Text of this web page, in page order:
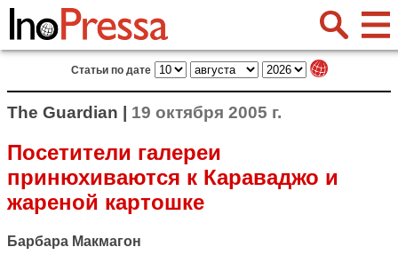
Статьи по дате
The Guardian | 19 октября 2005 г.
Посетители галереи
принюхиваются к Караваджо и
жареной картошке
Барбара Макмагон